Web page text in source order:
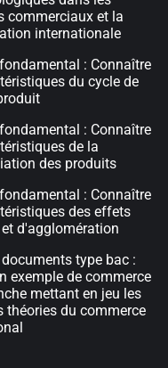
commerciaux et la
internationale
: Connaître
du cycle de
: Connaître
de la
des produits
: Connaître
des effets
d'agglomération
type bac :
exemple de commerce
mettant en jeu les
théories du commerce